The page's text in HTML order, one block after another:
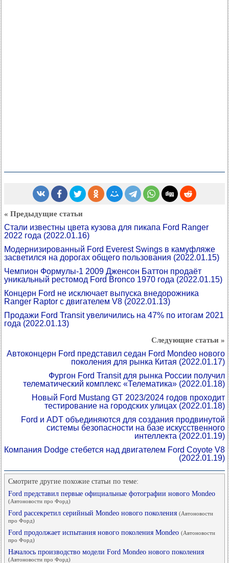
« Предыдущие статьи
Стали известны цвета кузова для пикапа Ford Ranger
2022 года (2022.01.16)
Модернизированный Ford Everest Swings в камуфляже
засветился на дорогах общего пользования (2022.01.15)
Чемпион Формулы-1 2009 Дженсон Баттон продаёт
уникальный рестомод Ford Bronco 1970 года (2022.01.15)
Концерн Ford не исключает выпуска внедорожника
Ranger Raptor с двигателем V8 (2022.01.13)
Продажи Ford Transit увеличились на 47% по итогам 2021
года (2022.01.13)
Следующие статьи »
Автоконцерн Ford представил седан Ford Mondeo нового
поколения для рынка Китая (2022.01.17)
Фургон Ford Transit для рынка России получил
телематический комплекс «Телематика» (2022.01.18)
Новый Ford Mustang GT 2023/2024 годов проходит
тестирование на городских улицах (2022.01.18)
Ford и ADT объединяются для создания продвинутой
системы безопасности на базе искусственного
интеллекта (2022.01.19)
Компания Dodge стебется над двигателем Ford Coyote V8
(2022.01.19)
Смотрите другие похожие статьи по теме:
Ford представил первые официальные фотографии нового Mondeo
(Автоновости про Форд)
Ford рассекретил серийный Mondeo нового поколения (Автоновости
про Форд)
Ford продолжает испытания нового поколения Mondeo (Автоновости
про Форд)
Началось производство модели Ford Mondeo нового поколения
(Автоновости про Форд)